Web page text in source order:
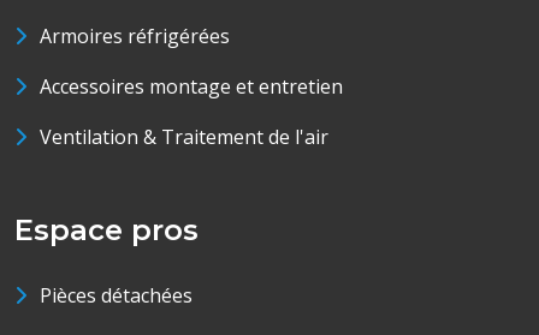
Armoires réfrigérées
Accessoires montage et entretien
Ventilation & Traitement de l'air
Espace pros
Pièces détachées